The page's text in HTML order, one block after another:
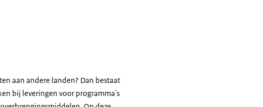
aan andere landen? Dan bestaat
bij leveringen voor programma's